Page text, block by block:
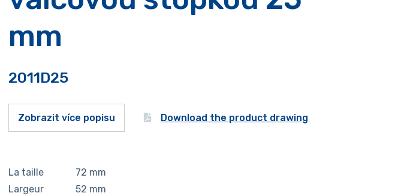
mm
2011D25
Zobrazit více popisu Download the product drawing
La taille 72 mm
Largeur
52 mm